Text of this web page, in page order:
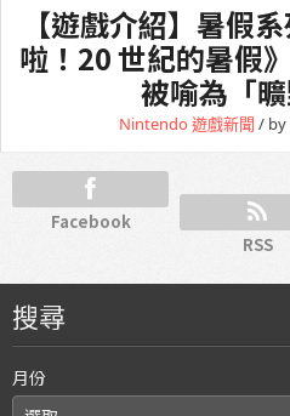
【遊戲介紹】暑假
啦！20 世紀的暑假
被喻為「曠
Nintendo遊戲新聞 / by
Facebook
RSS
搜尋
月份